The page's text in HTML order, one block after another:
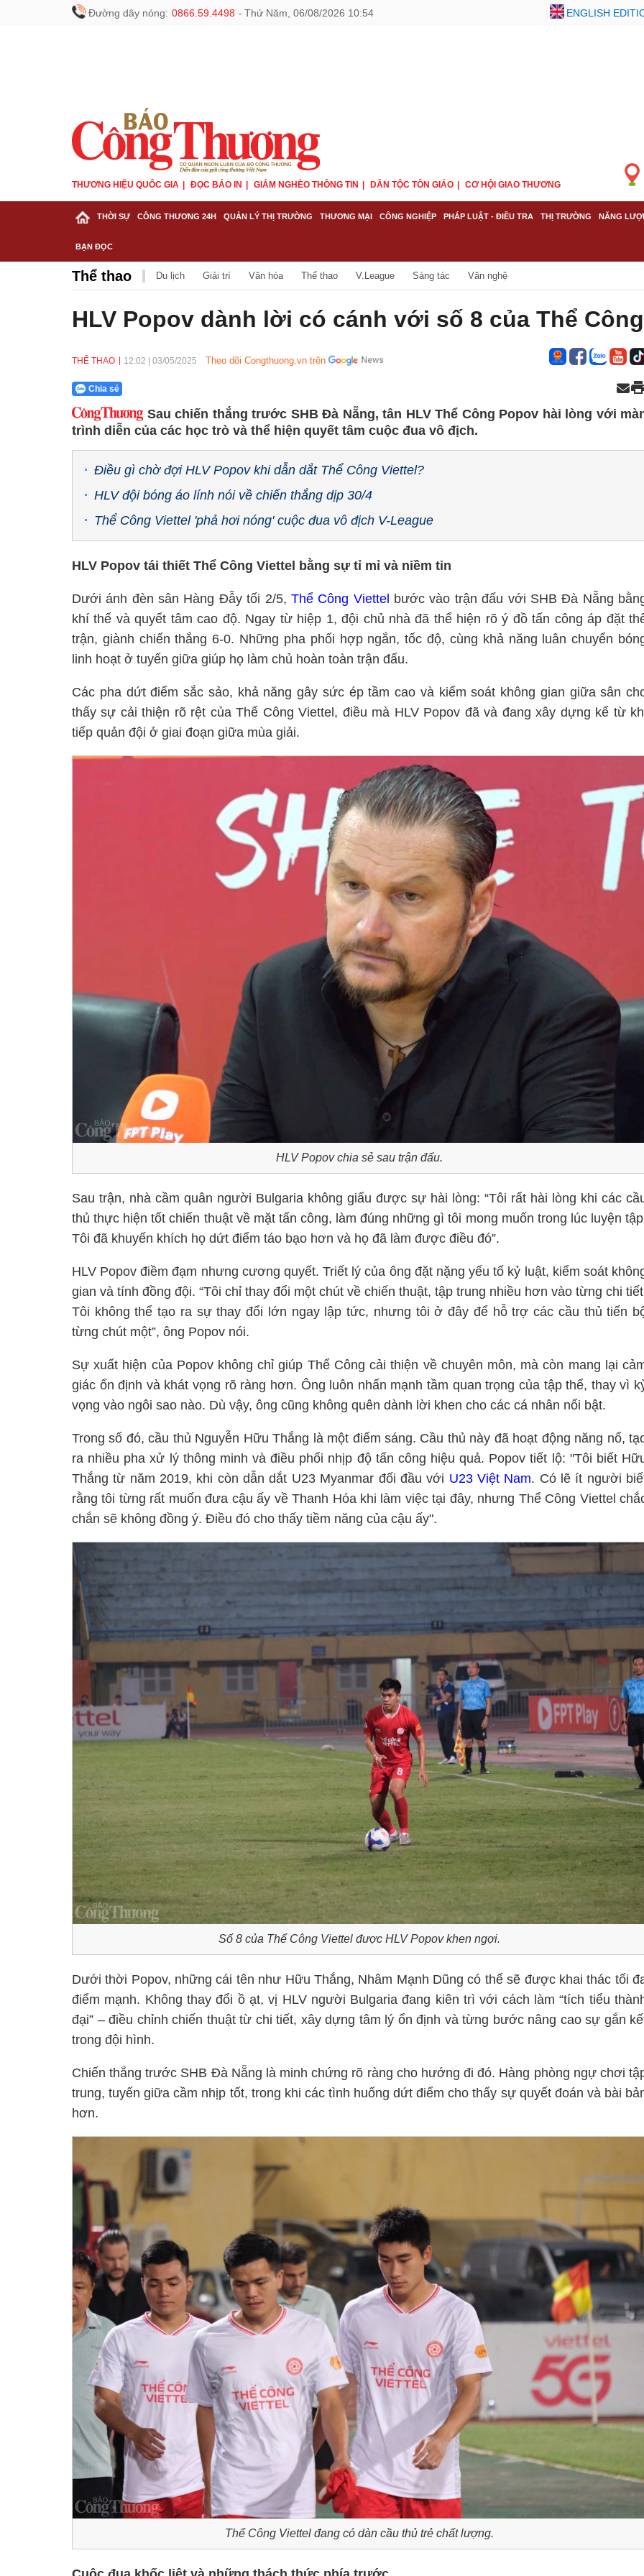
Đường dây nóng: 0866.59.4498 - Thứ Năm, 06/08/2026 10:54 ENGLISH
THƯƠNG HIỆU QUỐC GIA ĐỌC BÁO IN GIẢM NGHÈO THÔNG TIN DÂN TỘC TÔN GIÁO CƠ HỘI GIAO THƯƠNG
THỜI SỰ CÔNG THƯƠNG 24H QUẢN LÝ THỊ TRƯỜNG THƯƠNG MẠI CÔNG NGHIỆP PHÁP LUẬT - ĐIỀU TRA THỊ TRƯỜNG NĂNG
BẠN ĐỌC
Thể thao Du lịch Giải trí Văn hóa Thể thao V.League Sáng tác Văn nghệ
HLV Popov dành lời có cánh với số 8 của Thể Công
THỂ THAO 12:02 03/05/2025 Theo dõi Congthuong.vn trên
Chia sẻ
Sau chiến thắng trước SHB Đà Nẵng, tân HLV Thể Công Popov hài lòng với
trình diễn của các học trò và thể hiện quyết tâm cuộc đua vô địch.
Điều gì chờ đợi HLV Popov khi dẫn dắt Thể Công Viettel?
HLV đội bóng áo lính nói về chiến thắng dịp 30/4
Thể Công Viettel 'phả hơi nóng' cuộc đua vô địch V-League
HLV Popov tái thiết Thể Công Viettel bằng sự tỉ mỉ và niềm tin
Dưới ánh đèn sân Hàng Đẫy tối 2/5, Thể Công Viettel bước vào trận đấu với SHB Đà Nẵng
khí thế và quyết tâm cao độ. Ngay từ hiệp 1, đội chủ nhà đã thể hiện rõ ý đồ tấn công áp đặt
trận, giành chiến thắng 6-0. Những pha phối hợp ngắn, tốc độ, cùng khả năng luân chuyển
linh hoạt ở tuyến giữa giúp họ làm chủ hoàn toàn trận đấu.
Các pha dứt điểm sắc sảo, khả năng gây sức ép tầm cao và kiểm soát không gian giữa sân
thấy sự cải thiện rõ rệt của Thể Công Viettel, điều mà HLV Popov đã và đang xây dựng kể từ
tiếp quản đội ở giai đoạn giữa mùa giải.
HLV Popov chia sẻ sau trận đấu.
Sau trận, nhà cầm quân người Bulgaria không giấu được sự hài lòng: “Tôi rất hài lòng khi các
thủ thực hiện tốt chiến thuật về mặt tấn công, làm đúng những gì tôi mong muốn trong lúc luyện
Tôi đã khuyến khích họ dứt điểm táo bạo hơn và họ đã làm được điều đó”.
HLV Popov điềm đạm nhưng cương quyết. Triết lý của ông đặt nặng yếu tố kỷ luật, kiểm soát
gian và tính đồng đội. “Tôi chỉ thay đổi một chút về chiến thuật, tập trung nhiều hơn vào từng chi
Tôi không thể tạo ra sự thay đổi lớn ngay lập tức, nhưng tôi ở đây để hỗ trợ các cầu thủ tiến
từng chút một”, ông Popov nói.
Sự xuất hiện của Popov không chỉ giúp Thể Công cải thiện về chuyên môn, mà còn mang lại
giác ổn định và khát vọng rõ ràng hơn. Ông luôn nhấn mạnh tầm quan trọng của tập thể, thay vì
vọng vào ngôi sao nào. Dù vậy, ông cũng không quên dành lời khen cho các cá nhân nổi bật.
Trong số đó, cầu thủ Nguyễn Hữu Thắng là một điểm sáng. Cầu thủ này đã hoạt động năng nổ,
ra nhiều pha xử lý thông minh và điều phối nhịp độ tấn công hiệu quả. Popov tiết lộ: "Tôi biết
Thắng từ năm 2019, khi còn dẫn dắt U23 Myanmar đối đầu với U23 Việt Nam. Có lẽ ít người
rằng tôi từng rất muốn đưa cậu ấy về Thanh Hóa khi làm việc tại đây, nhưng Thể Công Viettel
chắn sẽ không đồng ý. Điều đó cho thấy tiềm năng của cậu ấy".
Số 8 của Thể Công Viettel được HLV Popov khen ngợi.
Dưới thời Popov, những cái tên như Hữu Thắng, Nhâm Mạnh Dũng có thể sẽ được khai thác tối
điểm mạnh. Không thay đổi ồ ạt, vị HLV người Bulgaria đang kiên trì với cách làm “tích tiểu
đại” – điều chỉnh chiến thuật từ chi tiết, xây dựng tâm lý ổn định và từng bước nâng cao sự gắn
trong đội hình.
Chiến thắng trước SHB Đà Nẵng là minh chứng rõ ràng cho hướng đi đó. Hàng phòng ngự chơi
trung, tuyến giữa cầm nhịp tốt, trong khi các tình huống dứt điểm cho thấy sự quyết đoán và bài
hơn.
Thể Công Viettel đang có dàn cầu thủ trẻ chất lượng.